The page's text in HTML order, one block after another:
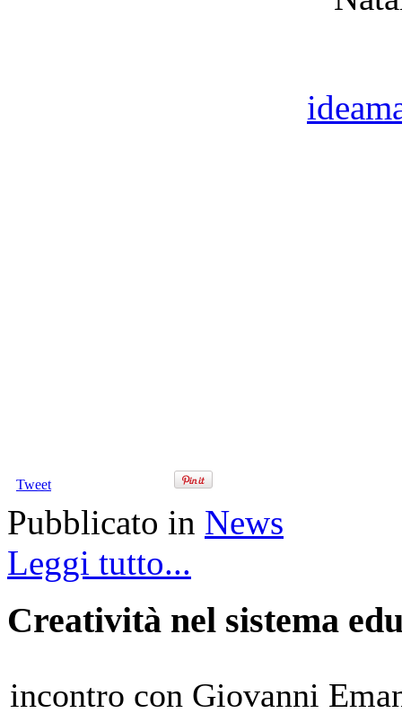
Tweet
Pubblicato in News
Leggi tutto...
Creatività nel sistema
incontro con Giovanni